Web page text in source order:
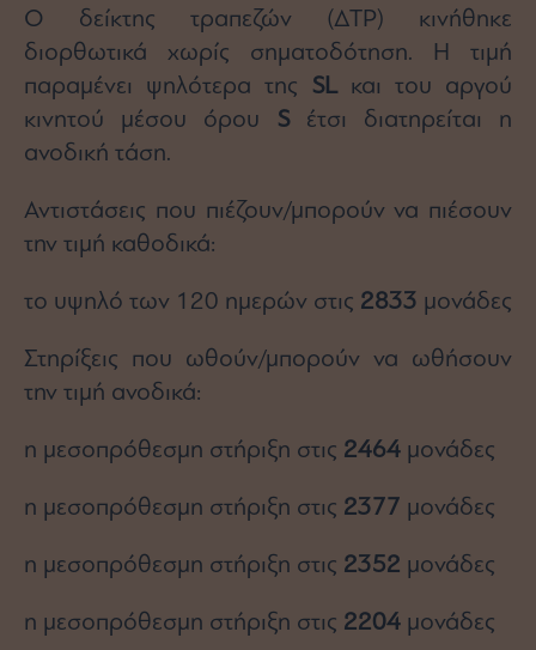
Ο δείκτης τραπεζών (ΔΤΡ) κινήθηκε
διορθωτικά χωρίς σηματοδότηση. Η τιμή
παραμένει ψηλότερα της SLκαι του αργού
κινητού μέσου όρου Sέτσι διατηρείται η
ανοδική τάση.
Αντιστάσεις που πιέζουν/μπορούν να πιέσουν
την τιμή καθοδικά:
το υψηλό των 120 ημερών στις 2833 μονάδες
Στηρίξεις που ωθούν/μπορούν να ωθήσουν
την τιμή ανοδικά:
η μεσοπρόθεσμη στήριξη στις 2464 μονάδες
η μεσοπρόθεσμη στήριξη στις 2377 μονάδες
η μεσοπρόθεσμη στήριξη στις 2352 μονάδες
η μεσοπρόθεσμη στήριξη στις 2204 μονάδες